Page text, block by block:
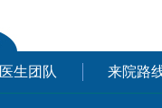
医生团队 来院路